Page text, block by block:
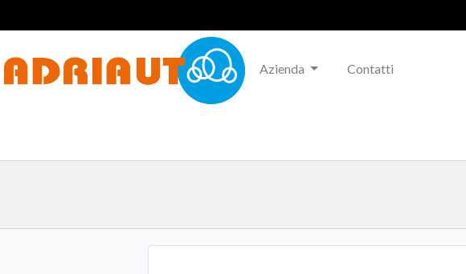
Azienda Contatti